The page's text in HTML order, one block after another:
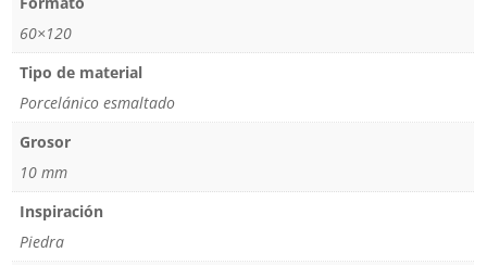
60×120
Tipo de material
Porcelánico esmaltado
Grosor
10 mm
Inspiración
Piedra